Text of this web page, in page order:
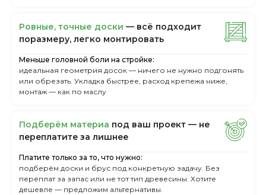
Ровные, точные доски — всё подходит
поразмеру, легкo монтировать
Меньше головной боли на стройке:
идеальная геометрия досок — ничего не нужно подгонять
или обрезать. Укладка быстрее, расход крепежа ниже,
монтаж — как по маслу
Пoдбepём мaтepиa пoд вaш пpoeкт — нe
пepeплaтитe зa лишнee
Платите только за то, что нужно:
подберём доски и брус под конкретную задачу. Без
переплат за запас или не тот тип древесины. Хотите
дешевле — предложим альтернативы.